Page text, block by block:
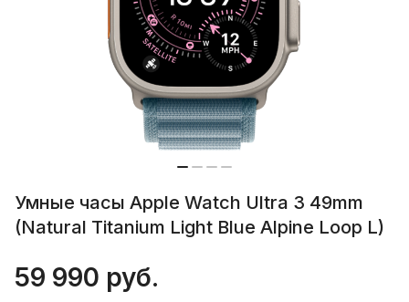
Умные часы Apple Watch Ultra 3 49mm
(Natural Titanium Light Blue Alpine Loop L)
59 990 руб.